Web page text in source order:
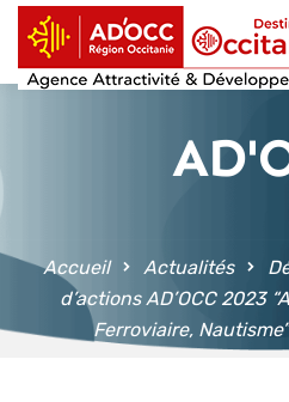
principal
Accueil Actualités
d’actions AD’OCC 2023
Ferroviaire,